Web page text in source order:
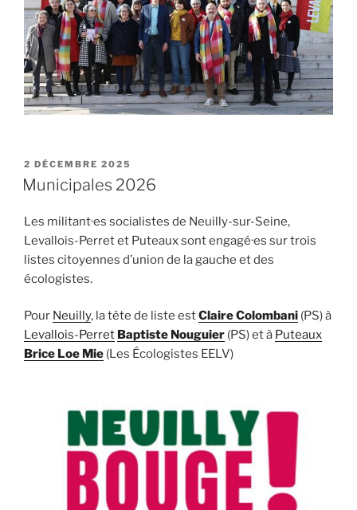
PUBLIÉ
LE
2 DÉCEMBRE 2025
Municipales 2026
Les militant·es socialistes de Neuilly-sur-Seine,
Levallois-Perret et Puteaux sont engagé·es sur trois
listes citoyennes d’union de la gauche et des
écologistes.
Pour Neuilly, la tête de liste estClaire Colombani (PS) à
Levallois-Perret Baptiste Nouguier (PS) et à Puteaux
Brice Loe Mie (Les Écologistes EELV)